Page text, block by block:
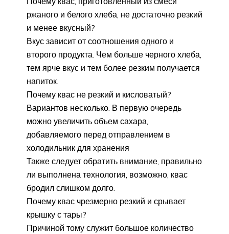
ржаного и белого хлеба, не достаточно резкий
и менее вкусный?
Вкус зависит от соотношения одного и
второго продукта. Чем больше черного хлеба,
тем ярче вкус и тем более резким получается
напиток.
Почему квас не резкий и кисловатый?
Вариантов несколько. В первую очередь
можно увеличить объем сахара,
добавляемого перед отправлением в
холодильник для хранения
Также следует обратить внимание, правильно
ли выполнена технология, возможно, квас
бродил слишком долго.
Почему квас чрезмерно резкий и срывает
крышку с тары?
Причиной тому служит большое количество